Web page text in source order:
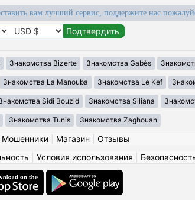
вам лучший сервис, поддержите нас
Знакомства Bizerte Знакомства Gabès
Знакомства La Manouba Знакомства Le Kef
Sidi Bouzid Знакомства Siliana
Знакомства Tunis Знакомства Zaghouan
Мошенники| Магазин
Отзывы
Условия использования